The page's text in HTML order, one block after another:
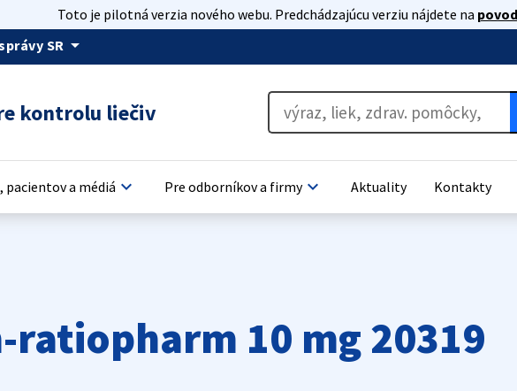
Toto je pilotná verzia nového webu. Predchádzajúcu verziu nájdete na
SR arrow_drop_down
kontrolu liečiv
pacientov a médiá keyboard_arrow_down Pre odborníkov a firmykeyboard_arrow_down Aktuality Kontakty
ratiopharm 10 mg 20319